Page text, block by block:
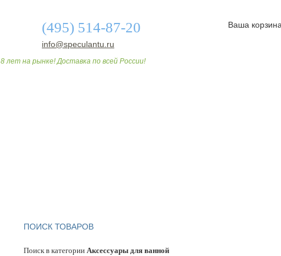
(495) 514-87-20
info@speculantu.ru
8 лет на рынке! Доставка по всей России!
Ваша корзина
ПОИСК ТОВАРОВ
Поиск в категории Аксессуары для ванной